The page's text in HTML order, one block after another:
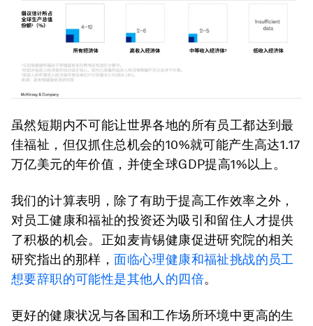
虽然短期内不可能让世界各地的所有员工都达到最
佳福祉，但仅抓住总机会的10%就可能产生高达1.17
万亿美元的年价值，并使全球GDP提高1%以上。
我们的计算表明，除了有助于提高工作效率之外，
对员工健康和福祉的投资还为吸引和留住人才提供
了积极的机会。正如麦肯锡健康促进研究院的相关
研究指出的那样，面临心理健康和福祉挑战的员工
想要辞职的可能性是其他人的四倍。
更好的健康状况与各国和工作场所环境中更高的生